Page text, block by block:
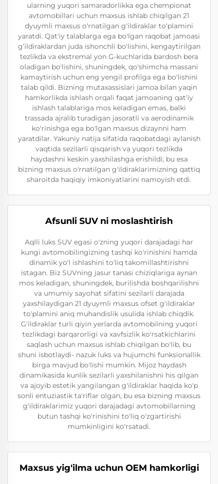
ularning yuqori samaradorlikka ega chempionat
avtomobillari uchun maxsus ishlab chiqilgan 21
dyuymli maxsus o‘rnatilgan g‘ildiraklar to‘plamini
yaratdi. Qat'iy talablarga ega bo'lgan raqobat jamoasi
g‘ildiraklardan juda ishonchli bo'lishini, kengaytirilgan
tezlikda va ekstremal yon G-kuchlarida bardosh bera
oladigan bo'lishini, shuningdek, qo'shimcha massani
kamaytirish uchun eng yengil profilga ega bo'lishini
talab qildi. Bizning mutaxassislari jamoa bilan yaqin
hamkorlikda ishlash orqali faqat jamoaning qat'iy
ishlash talablariga mos keladigan emas, balki
trassada ajralib turadigan jasoratli va aerodinamik
ko'rinishga ega bo'lgan maxsus dizaynni ham
yaratdilar. Yakuniy natija sifatida raqobatdagi aylanish
vaqtida sezilarli qisqarish va yuqori tezlikda
haydashni keskin yaxshilashga erishildi; bu esa
bizning maxsus o'rnatilgan g'ildiraklarimizning qattiq
sharoitda haqiqiy imkoniyatlarini namoyish etdi.
Afsunli SUV ni moslashtirish
Aqlli luks SUV egasi o'zning yuqori darajadagi har
kungi avtomobilingizning tashqi ko'rinishini hamda
dinamik yo'l ishlashini to'liq takomillashtirishni
istagan. Biz SUVning jasur tanasi chiziqlariga aynan
mos keladigan, shuningdek, burilishda boshqarilishni
va umumiy sayohat sifatini sezilarli darajada
yaxshilaydigan 21 dyuymli maxsus ofset g'ildiraklar
to'plamini aniq muhandislik usulida ishlab chiqdik.
G'ildiraklar turli qiyin yerlarda avtomobilning yuqori
tezlikdagi barqarorligi va xavfsizlik ko'rsatkichlarini
saqlash uchun maxsus ishlab chiqilgan bo'lib, bu
shuni isbotlaydi- nazuk luks va hujumchi funksionallik
birga mavjud bo'lishi mumkin. Mijoz haydash
dinamikasida kunlik sezilarli yaxshilanishni his qilgan
va ajoyib estetik yangilangan g'ildiraklar haqida ko'p
sonli entuziastik ta'riflar olgan, bu esa bizning maxsus
g'ildiraklarimiz yuqori darajadagi avtomobillarning
butun tashqi ko'rinishini to'liq o'zgartirishi
mumkinligini ko'rsatadi.
Maxsus yig'ilma uchun OEM hamkorligi